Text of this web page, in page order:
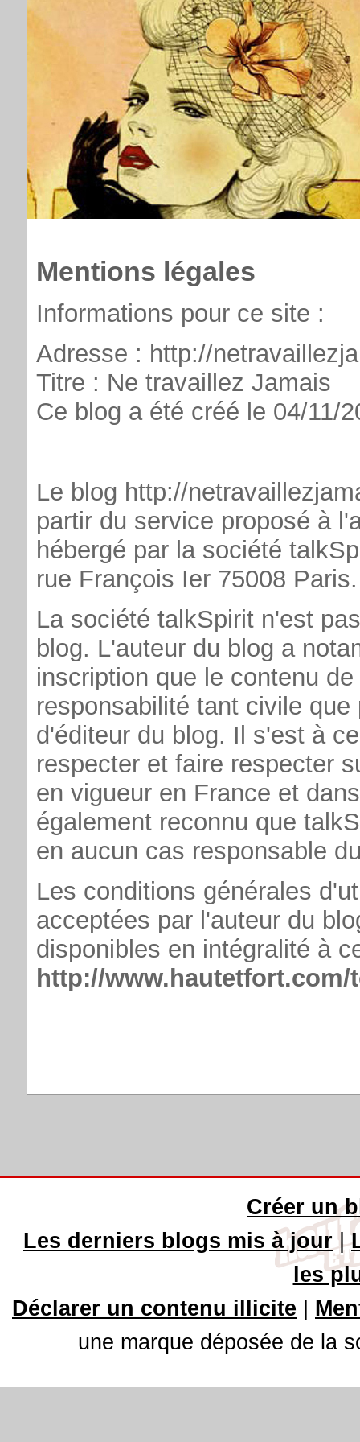
Mentions légales
Informations pour ce site :
Adresse : http://
Titre : Ne travaillez Jamais
Ce blog a été créé le 04/11/
Le blog http://
partir du service proposé à
hébergé par la société
rue François Ier 75008 Paris.
La société talkSpirit n'est
blog. L'auteur du blog a
inscription que le contenu
responsabilité tant civile
d'éditeur du blog. Il s'est à
respecter et faire respecter
en vigueur en France et
également reconnu que
en aucun cas responsable
Les conditions générales
acceptées par l'auteur du
disponibles en intégralité à
http://
Créer un
Les derniers blogs mis à jour|
les
Déclarer un contenu illicite
une marque déposée de la